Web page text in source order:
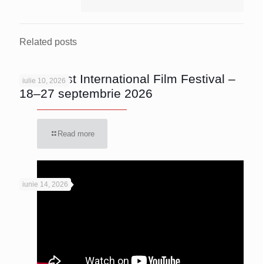
Related posts
iulie 10, 2026
Bucharest International Film Festival –
18–27 septembrie 2026
Read more
iunie 14, 2026